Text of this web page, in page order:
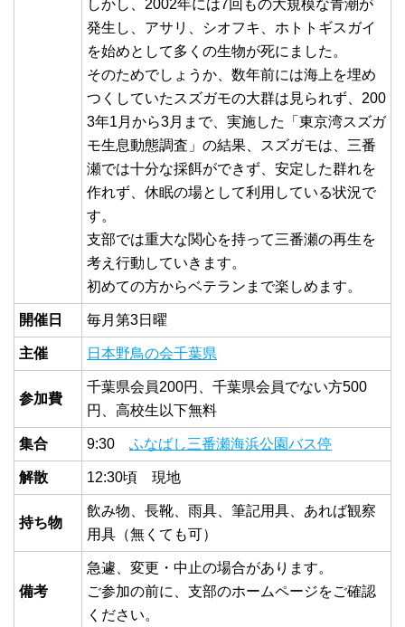
しかし、2002年には7回もの大規模な青潮が
発生し、アサリ、シオフキ、ホトトギスガイ
を始めとして多くの生物が死にました。
そのためでしょうか、数年前には海上を埋め
つくしていたスズガモの大群は見られず、200
3年1月から3月まで、実施した「東京湾スズガ
モ生息動態調査」の結果、スズガモは、三番
瀬では十分な採餌ができず、安定した群れを
作れず、休眠の場として利用している状況で
す。
支部では重大な関心を持って三番瀬の再生を
考え行動していきます。
初めての方からベテランまで楽しめます。
開催日 毎月第3日曜
主催 日本野鳥の会千葉県
参加費
千葉県会員200円、千葉県会員でない方500
円、高校生以下無料
集合 9:30 ふなばし三番瀬海浜公園バス停
解散 12:30頃 現地
持ち物
飲み物、長靴、雨具、筆記用具、あれば観察
用具（無くても可）
備考
急遽、変更・中止の場合があります。
ご参加の前に、支部のホームページをご確認
ください。